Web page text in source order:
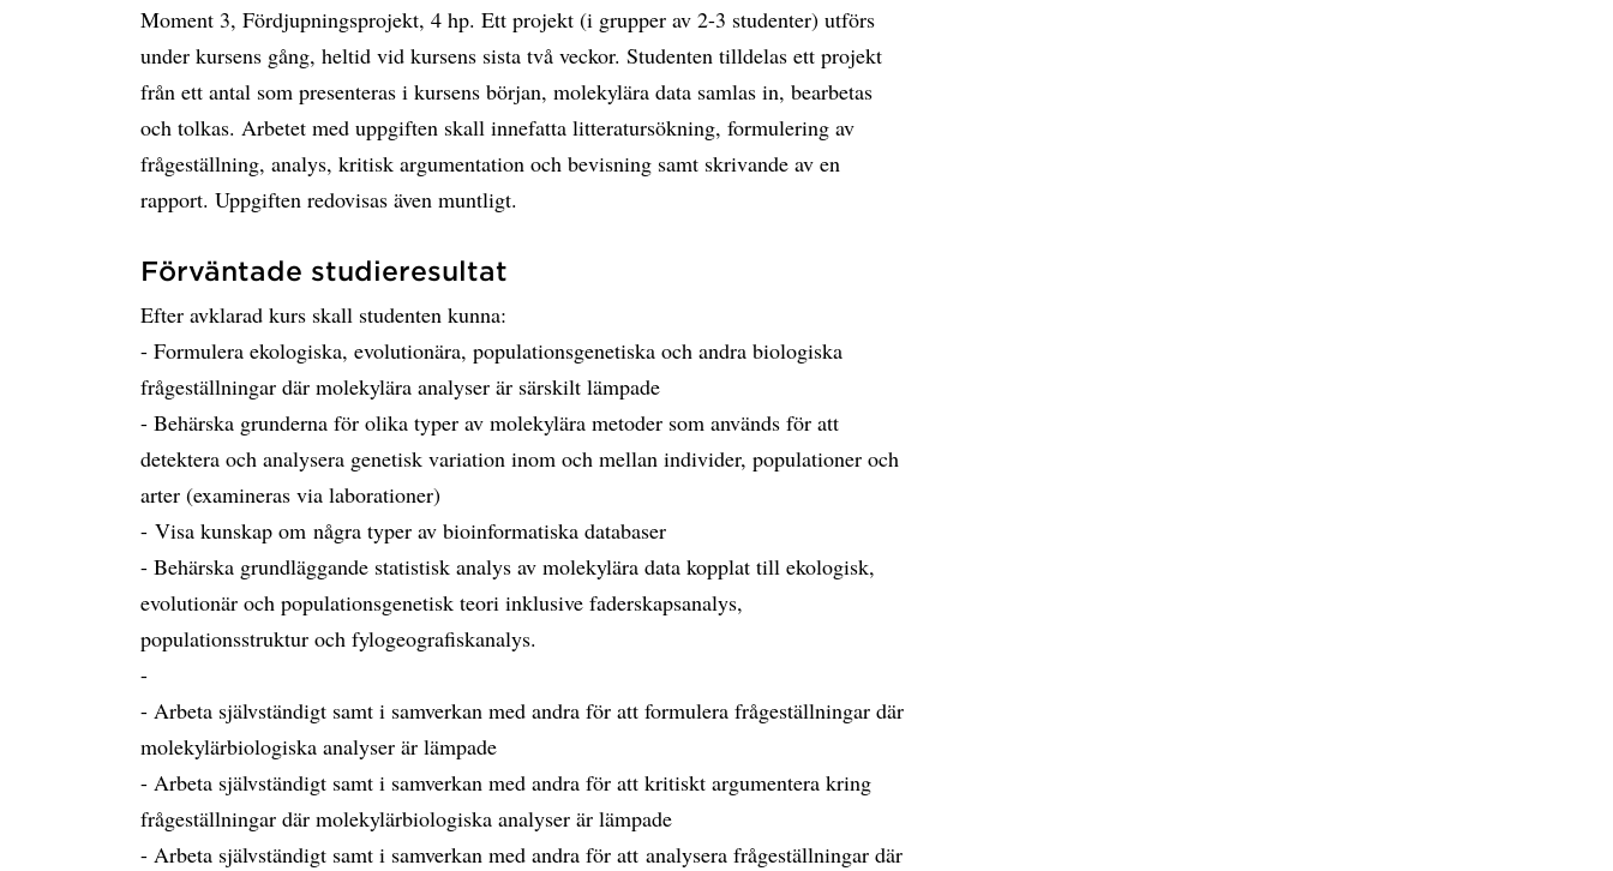
Moment 3, Fördjupningsprojekt, 4 hp. Ett projekt (i grupper av 2-3 studenter) utförs
under kursens gång, heltid vid kursens sista två veckor. Studenten tilldelas ett projekt
från ett antal som presenteras i kursens början, molekylära data samlas in, bearbetas
och tolkas. Arbetet med uppgiften skall innefatta litteratursökning, formulering av
frågeställning, analys, kritisk argumentation och bevisning samt skrivande av en
rapport. Uppgiften redovisas även muntligt.
Förväntade studieresultat
Efter avklarad kurs skall studenten kunna:
- Formulera ekologiska, evolutionära, populationsgenetiska och andra biologiska
frågeställningar där molekylära analyser är särskilt lämpade
- Behärska grunderna för olika typer av molekylära metoder som används för att
detektera och analysera genetisk variation inom och mellan individer, populationer och
arter (examineras via laborationer)
- Visa kunskap om några typer av bioinformatiska databaser
- Behärska grundläggande statistisk analys av molekylära data kopplat till ekologisk,
evolutionär och populationsgenetisk teori inklusive faderskapsanalys,
populationsstruktur och fylogeografiskanalys.
-
- Arbeta självständigt samt i samverkan med andra för att formulera frågeställningar där
molekylärbiologiska analyser är lämpade
- Arbeta självständigt samt i samverkan med andra för att kritiskt argumentera kring
frågeställningar där molekylärbiologiska analyser är lämpade
- Arbeta självständigt samt i samverkan med andra för att analysera frågeställningar där